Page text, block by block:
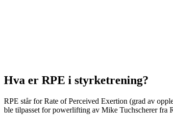
Hva er RPE i styrketrening?
RPE står for Rate of Perceived Exertion (grad av
ble tilpasset for powerlifting av Mike Tuchscherer fra